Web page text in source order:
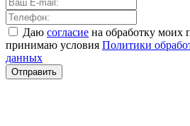
Даю согласие на обработку моих
принимаю условия Политики
данных
Отправить